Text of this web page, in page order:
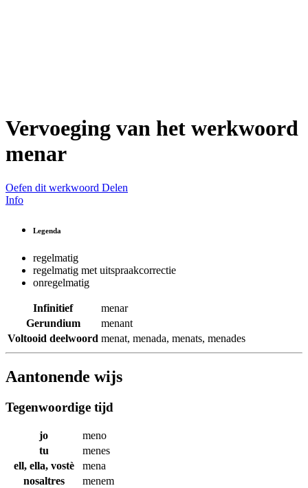
Vervoeging van het werkwoord
menar
Oefen dit werkwoord Delen
Info
Legenda
regelmatig
regelmatig met uitspraakcorrectie
onregelmatig
Infinitief
menar
Gerundium
menant
Voltooid deelwoord menat, menada, menats, menades
Aantonende wijs
Tegenwoordige tijd
jo
meno
tu
menes
ell, ella, vostè
mena
nosaltres
menem